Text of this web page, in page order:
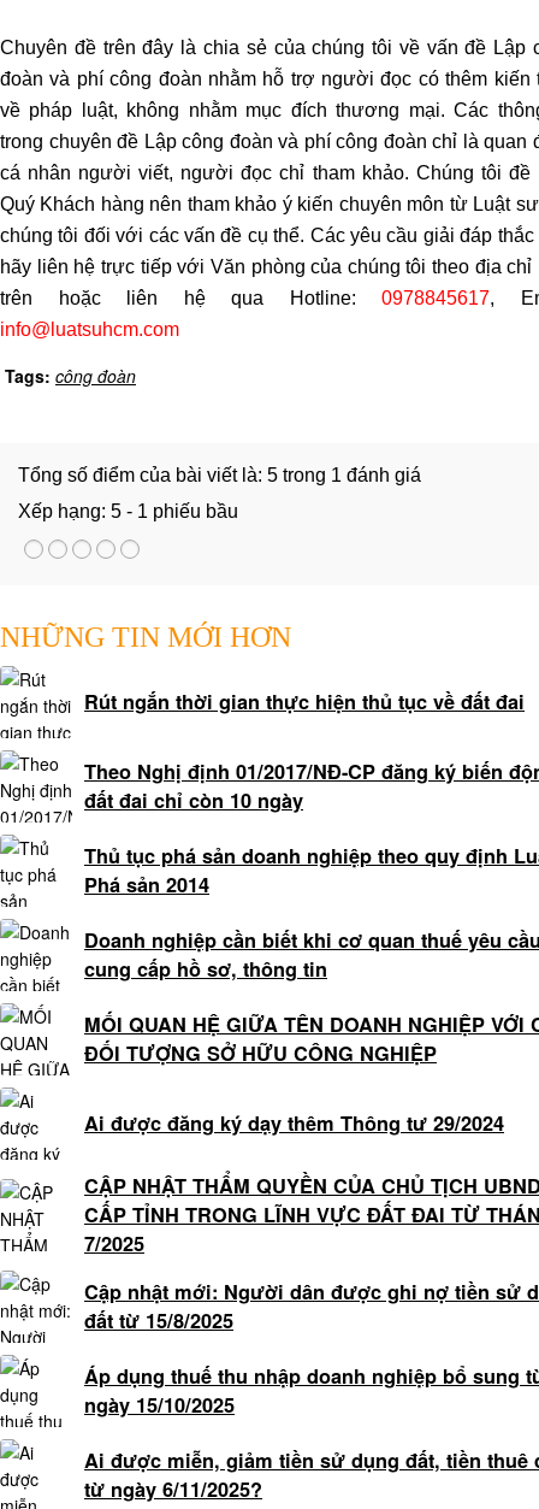
sử
dụng
đất
Dịch
vụ
tách
thửa
nhà
đất
Dịch
xin
xây
dựng
nhà
Dịch
hoàn
công
nhà
ở
Luật
sư
kinh
tế
Lao
động
-
bảo
hiểm
Luật
sư
giải
quyết
tranh
chấp
lao
động
Tư
vấn
pháp
luật
lao
động
Hôn
nhân
-
Chuyên đề trên đây là chia sẻ của chúng tôi về vấn đề Lập
đoàn và phí công đoàn nhằm hỗ trợ người đọc có thêm kiến
về pháp luật, không nhằm mục đích thương mại. Các
trong chuyên đề Lập công đoàn và phí công đoàn chỉ là quan
cá nhân người viết, người đọc chỉ tham khảo. Chúng tôi đề
Quý Khách hàng nên tham khảo ý kiến chuyên môn từ Luật
chúng tôi đối với các vấn đề cụ thể. Các yêu cầu giải đáp thắc
hãy liên hệ trực tiếp với Văn phòng của chúng tôi theo địa chỉ
trên hoặc liên hệ qua Hotline:0978845617,
info@luatsuhcm.com
Tags: công đoàn
Tổng số điểm của bài viết là: 5 trong 1 đánh giá
Xếp hạng: 5 - 1 phiếu bầu
NHỮNG TIN MỚI HƠN
Rút ngắn thời gian thực hiện thủ tục về đất đai
Theo Nghị định 01/2017/NĐ-CP đăng ký biến
đất đai chỉ còn 10 ngày
Thủ tục phá sản doanh nghiệp theo quy định
Phá sản 2014
Doanh nghiệp cần biết khi cơ quan thuế yêu
cung cấp hồ sơ, thông tin
MỐI QUAN HỆ GIỮA TÊN DOANH NGHIỆP VỚI
ĐỐI TƯỢNG SỞ HỮU CÔNG NGHIỆP
Ai được đăng ký dạy thêm Thông tư 29/2024
CẬP NHẬT THẨM QUYỀN CỦA CHỦ TỊCH
CẤP TỈNH TRONG LĨNH VỰC ĐẤT ĐAI TỪ
7/2025
Cập nhật mới: Người dân được ghi nợ tiền sử
đất từ 15/8/2025
Áp dụng thuế thu nhập doanh nghiệp bổ sung
ngày 15/10/2025
Ai được miễn, giảm tiền sử dụng đất, tiền thuê
từ ngày 6/11/2025?